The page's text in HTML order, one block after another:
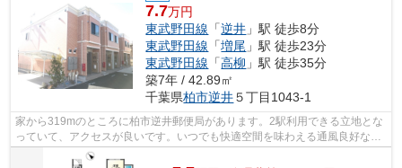
7.7万円
東武野田線 「逆井 」駅 徒歩8分
東武野田線 「増尾 」駅 徒歩23分
東武野田線 「高柳 」駅 徒歩35分
築7年 / 42.89㎡
千葉県柏市逆井５丁目1043-1
家から319mのところに柏市逆井郵便局があります。2駅利用できる立地とな
っていて、アクセスが良いです。いつでも快適空間を味わえる通風良好な気
持ちよいアパート。最上階の物件です。...